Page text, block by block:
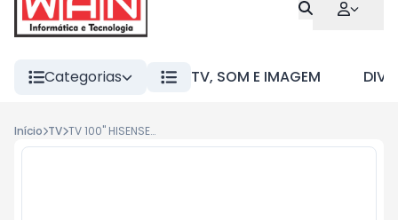
Categorias TV, SOM E IMAGEM
Início TV TV 100" HISENSE 4K 144HZ QLED SMART 100Q7QG